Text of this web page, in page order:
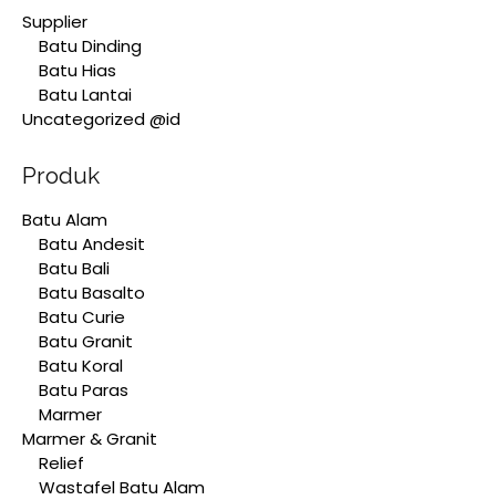
Supplier
Batu Dinding
Batu Hias
Batu Lantai
Uncategorized @id
Produk
Batu Alam
Batu Andesit
Batu Bali
Batu Basalto
Batu Curie
Batu Granit
Batu Koral
Batu Paras
Marmer
Marmer & Granit
Relief
Wastafel Batu Alam